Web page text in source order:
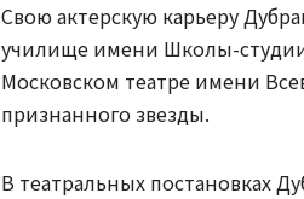
Свою актерскую карьеру
училище имени Школы-студии
Московском театре имени
признанного звезды.
В театральных постановках